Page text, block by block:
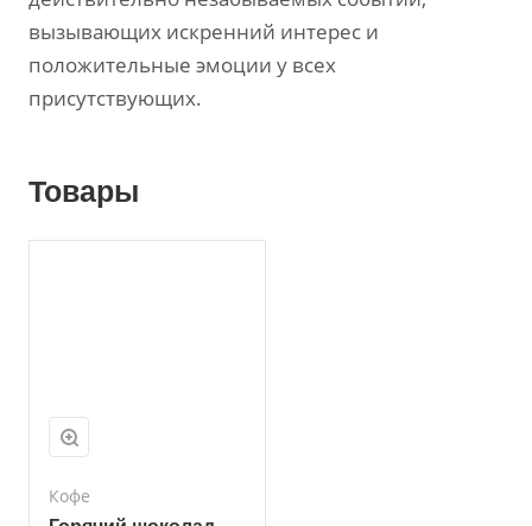
вызывающих искренний интерес и
положительные эмоции у всех
присутствующих.
Товары
Кофе